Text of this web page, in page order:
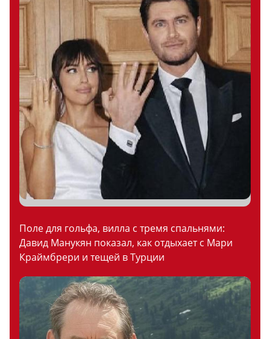
Поле для гольфа, вилла с тремя спальнями:
Давид Манукян показал, как отдыхает с Мари
Краймбрери и тещей в Турции